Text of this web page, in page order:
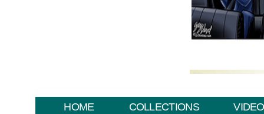
HOME COLLECTIONS VIDEO